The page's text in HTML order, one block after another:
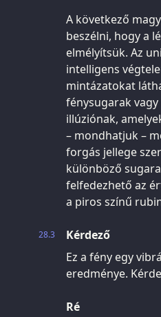
A következő
beszélni, hogy a
elmélyítsük. Az
intelligens
mintázatokat
fénysugarak
illúziónak,
– mondhatjuk –
forgás jellege
különböző
felfedezhető az
a piros színű
28.3
Kérdező
Ez a fény egy
eredménye.
Ré